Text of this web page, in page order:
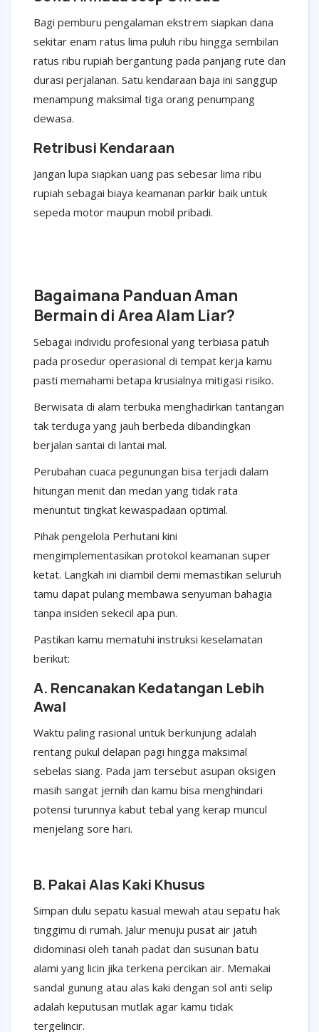
Bagi pemburu pengalaman ekstrem siapkan dana
sekitar enam ratus lima puluh ribu hingga sembilan
ratus ribu rupiah bergantung pada panjang rute dan
durasi perjalanan. Satu kendaraan baja ini sanggup
menampung maksimal tiga orang penumpang
dewasa.
Retribusi Kendaraan
Jangan lupa siapkan uang pas sebesar lima ribu
rupiah sebagai biaya keamanan parkir baik untuk
sepeda motor maupun mobil pribadi.
Bagaimana Panduan Aman
Bermain di Area Alam Liar?
Sebagai individu profesional yang terbiasa patuh
pada prosedur operasional di tempat kerja kamu
pasti memahami betapa krusialnya mitigasi risiko.
Berwisata di alam terbuka menghadirkan tantangan
tak terduga yang jauh berbeda dibandingkan
berjalan santai di lantai mal.
Perubahan cuaca pegunungan bisa terjadi dalam
hitungan menit dan medan yang tidak rata
menuntut tingkat kewaspadaan optimal.
Pihak pengelola Perhutani kini
mengimplementasikan protokol keamanan super
ketat. Langkah ini diambil demi memastikan seluruh
tamu dapat pulang membawa senyuman bahagia
tanpa insiden sekecil apa pun.
Pastikan kamu mematuhi instruksi keselamatan
berikut:
A. Rencanakan Kedatangan Lebih
Awal
Waktu paling rasional untuk berkunjung adalah
rentang pukul delapan pagi hingga maksimal
sebelas siang. Pada jam tersebut asupan oksigen
masih sangat jernih dan kamu bisa menghindari
potensi turunnya kabut tebal yang kerap muncul
menjelang sore hari.
B. Pakai Alas Kaki Khusus
Simpan dulu sepatu kasual mewah atau sepatu hak
tinggimu di rumah. Jalur menuju pusat air jatuh
didominasi oleh tanah padat dan susunan batu
alami yang licin jika terkena percikan air. Memakai
sandal gunung atau alas kaki dengan sol anti selip
adalah keputusan mutlak agar kamu tidak
tergelincir.